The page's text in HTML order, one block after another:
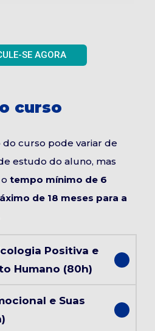
SE AGORA
curso
curso pode variar de
estudo do aluno, mas
tempo mínimo de 6
de 18 meses para a
Positiva e
Humano (80h)
e Suas